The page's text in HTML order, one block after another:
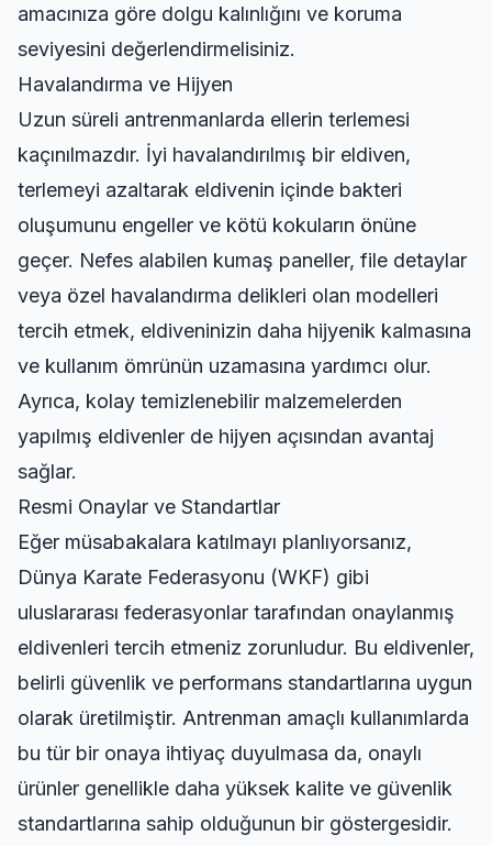
amacınıza göre dolgu kalınlığını ve koruma
seviyesini değerlendirmelisiniz.
Havalandırma ve Hijyen
Uzun süreli antrenmanlarda ellerin terlemesi
kaçınılmazdır. İyi havalandırılmış bir eldiven,
terlemeyi azaltarak eldivenin içinde bakteri
oluşumunu engeller ve kötü kokuların önüne
geçer. Nefes alabilen kumaş paneller, file detaylar
veya özel havalandırma delikleri olan modelleri
tercih etmek, eldiveninizin daha hijyenik kalmasına
ve kullanım ömrünün uzamasına yardımcı olur.
Ayrıca, kolay temizlenebilir malzemelerden
yapılmış eldivenler de hijyen açısından avantaj
sağlar.
Resmi Onaylar ve Standartlar
Eğer müsabakalara katılmayı planlıyorsanız,
Dünya Karate Federasyonu (WKF) gibi
uluslararası federasyonlar tarafından onaylanmış
eldivenleri tercih etmeniz zorunludur. Bu eldivenler,
belirli güvenlik ve performans standartlarına uygun
olarak üretilmiştir. Antrenman amaçlı kullanımlarda
bu tür bir onaya ihtiyaç duyulmasa da, onaylı
ürünler genellikle daha yüksek kalite ve güvenlik
standartlarına sahip olduğunun bir göstergesidir.